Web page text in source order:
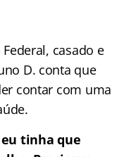
casado e
D. conta que
contar com uma
tinha que